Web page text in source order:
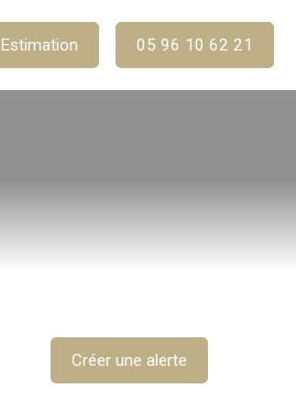
Estimation 05 96 10 62 21
Créer une alerte